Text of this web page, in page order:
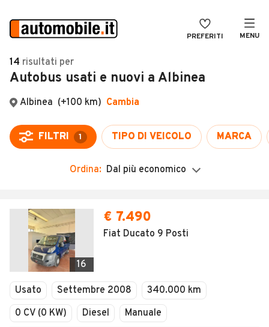
PREFERITI MENU
Auto
Auto usate
Auto Km 0
Auto Nuove
Noleggio a lungo termine
Moto
Camper
Veicoli Commerciali
Concessionari
VENDI
MAGAZINE
ACCEDI
14 risultati per
Autobus usati e nuovi a Albinea
Albinea (+100 km) Cambia
FILTRI 1 TIPO DI VEICOLO MARCA
Ordina: Dal più economico